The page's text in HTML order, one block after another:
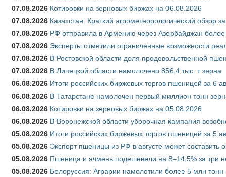
07.08.2026 Котировки на зерновых биржах на 06.08.2026
07.08.2026 Казахстан: Краткий агрометеорологический обзор
07.08.2026 РФ отправила в Армению через Азербайджан более
07.08.2026 Эксперты отметили ограниченные возможности
07.08.2026 В Ростовской области доля продовольственной
07.08.2026 В Липецкой области намолочено 856,4 тыс. т зерна
06.08.2026 Итоги российских биржевых торгов пшеницей за 6
06.08.2026 В Татарстане намолочен первый миллион тонн
06.08.2026 Котировки на зерновых биржах на 05.08.2026
06.08.2026 В Воронежской области уборочная кампания
05.08.2026 Итоги российских биржевых торгов пшеницей за 5
05.08.2026 Экспорт пшеницы из РФ в августе может составить
05.08.2026 Пшеница и ячмень подешевели на 8–14,5% за три
05.08.2026 Белоруссия: Аграрии намолотили более 5 млн тонн